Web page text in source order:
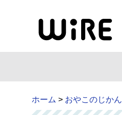
ホーム > おやこのじかん